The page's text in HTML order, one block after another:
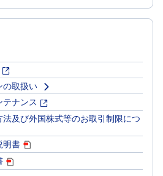
の取扱い
ナンス
法及び外国株式等のお取引制限につ
明書